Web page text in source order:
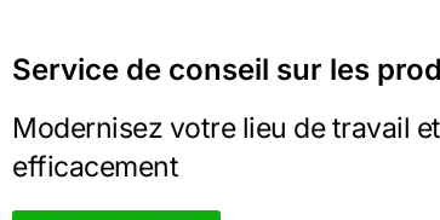
Service de conseil sur les
Modernisez votre lieu de travail
efficacement